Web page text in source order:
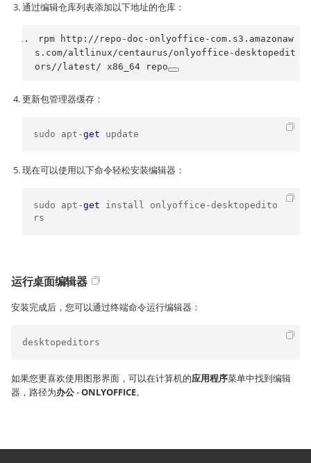
通过编辑仓库列表添加以下地址的仓库：
rpm http : //repo-doc-onlyoffice-com.s3.amazonaw
s.com/altlinux/centaurus/onlyoffice-desktopedit
ors//latest/ x86_64 repo
更新包管理器缓存：
sudo apt -get update
现在可以使用以下命令轻松安装编辑器：
sudo apt -get install onlyoffice -desktopedito
rs
运行桌面编辑器
安装完成后，您可以通过终端命令运行编辑器：
desktopeditors
如果您更喜欢使用图形界面，可以在计算机的应用程序菜单中找到编辑
器，路径为办公-ONLYOFFICE。